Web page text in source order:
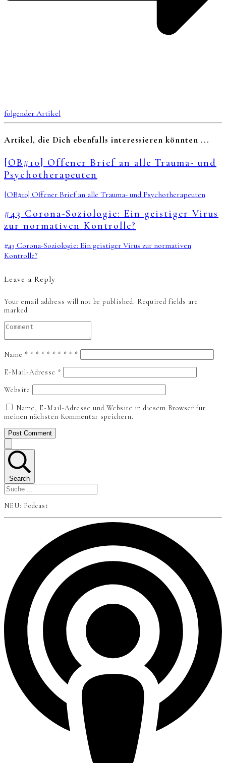
folgender Artikel
Artikel, die Dich ebenfalls interessieren könnten ...
[OB#10] Offener Brief an alle Trauma- und
Psychotherapeuten
[OB#10] Offener Brief an alle Trauma- und Psychotherapeuten
#43 Corona-Soziologie: Ein geistiger Virus
zur normativen Kontrolle?
#43 Corona-Soziologie: Ein geistiger Virus zur normativen
Kontrolle?
Leave a Reply
Your email address will not be published. Required fields are
marked
Name * * * * * * * * * *
E-Mail-Adresse *
Website
Name, E-Mail-Adresse und Website in diesem Browser für
meinen nächsten Kommentar speichern.
Post Comment
Search
NEU: Podcast